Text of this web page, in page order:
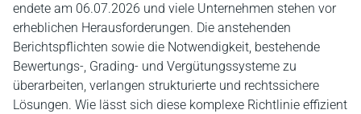
endete am 06.07.2026 und viele Unternehmen stehen vor
erheblichen Herausforderungen. Die anstehenden
Berichtspflichten sowie die Notwendigkeit, bestehende
Bewertungs-, Grading- und Vergütungssysteme zu
überarbeiten, verlangen strukturierte und rechtssichere
Lösungen. Wie lässt sich diese komplexe Richtlinie effizient